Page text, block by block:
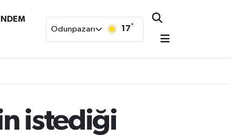
Odunpazarı 17°
istediği